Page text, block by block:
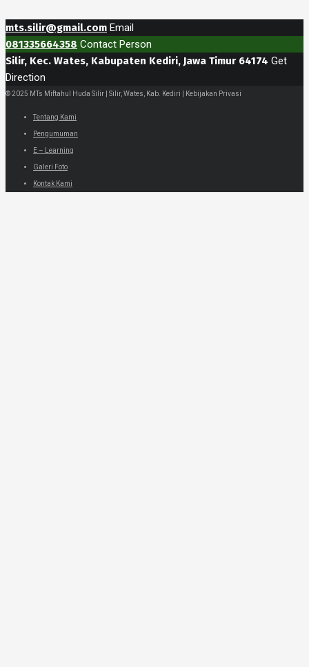
mts.silir@gmail.com Email
081335664358 Contact Person
Silir, Kec. Wates, Kabupaten Kediri, Jawa Timur 64174 Get
Direction
© 2025 MTs Miftahul Huda Silir | Silir, Wates, Kab. Kediri | Kebijakan Privasi
Tentang Kami
Pengumuman
E – Learning
Galeri Foto
Kontak Kami